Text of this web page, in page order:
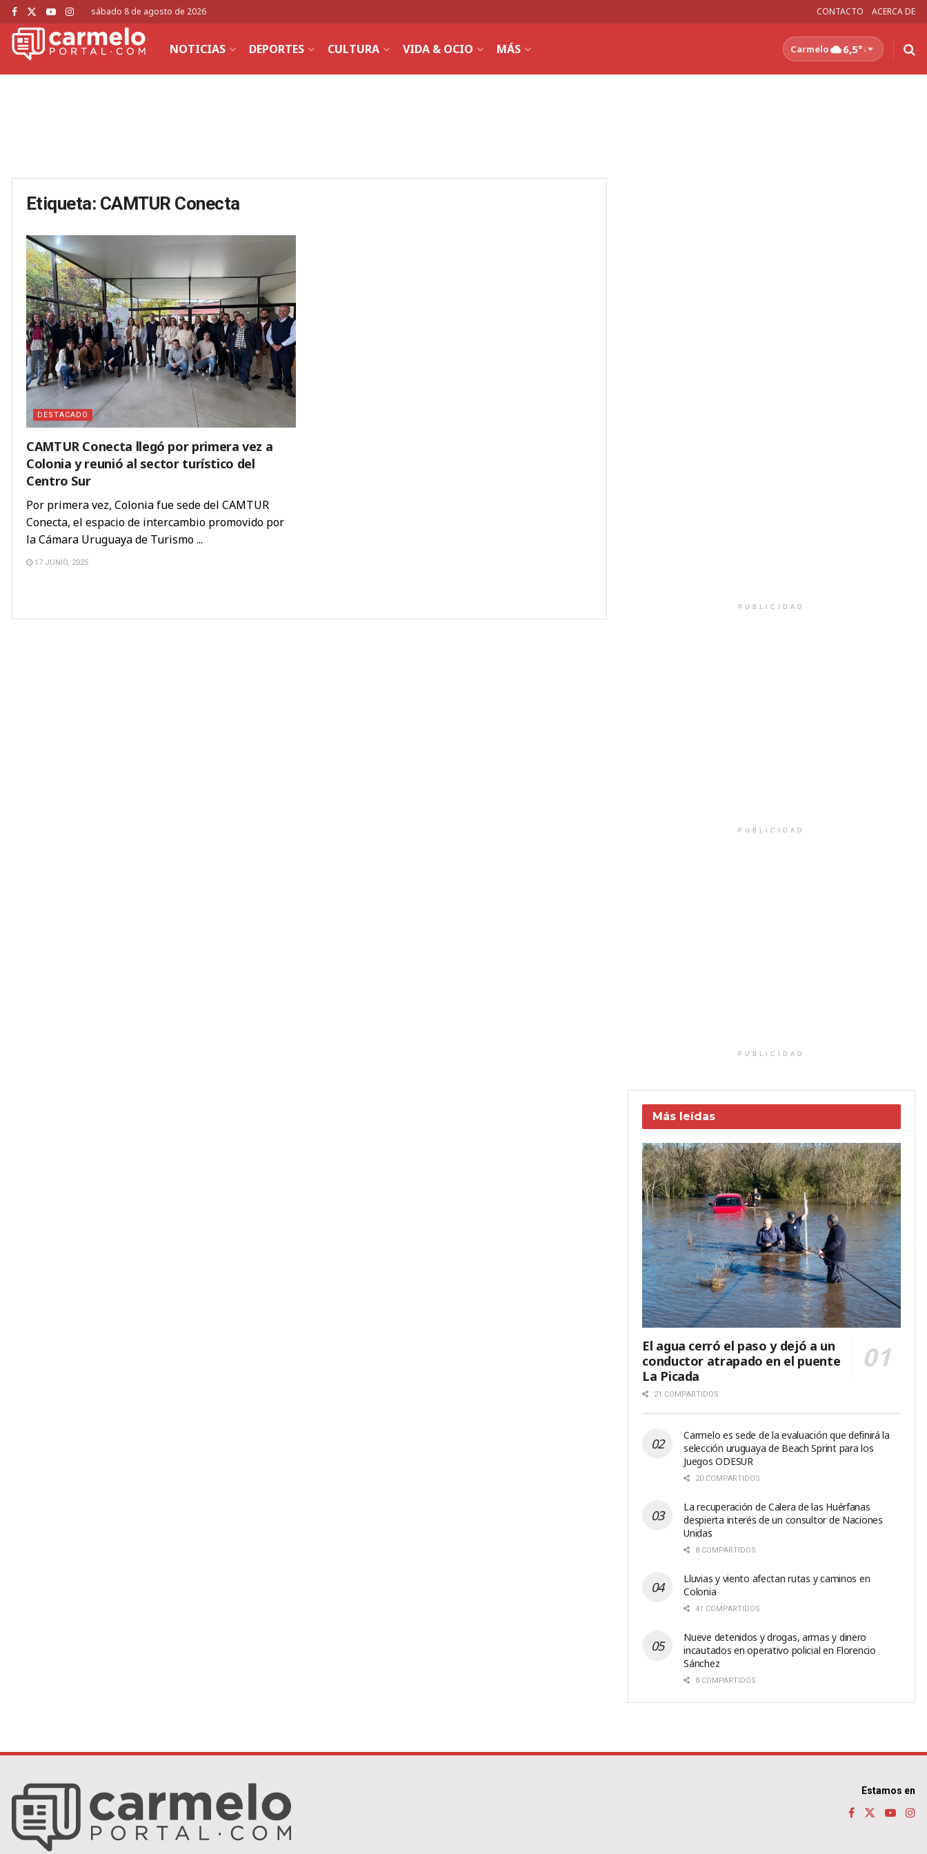
sábado 8 de agosto de 2026 CONTACTO ACERCA DE
NOTICIAS DEPORTES CULTURA VIDA & OCIO MÁS Carmelo 6,5°↓
Etiqueta: CAMTUR Conecta
DESTACADO
CAMTUR Conecta llegó por primera vez a
Colonia y reunió al sector turístico del
Centro Sur
Por primera vez, Colonia fue sede del CAMTUR
Conecta, el espacio de intercambio promovido por
la Cámara Uruguaya de Turismo ...
17 JUNIO, 2025
PUBLICIDAD
PUBLICIDAD
PUBLICIDAD
Más leídas
El agua cerró el paso y dejó a un
conductor atrapado en el puente
La Picada
21 COMPARTIDOS
Carmelo es sede de la evaluación que definirá la
selección uruguaya de Beach Sprint para los
Juegos ODESUR
20 COMPARTIDOS
La recuperación de Calera de las Huérfanas
despierta interés de un consultor de Naciones
Unidas
8 COMPARTIDOS
Lluvias y viento afectan rutas y caminos en
Colonia
41 COMPARTIDOS
Nueve detenidos y drogas, armas y dinero
incautados en operativo policial en Florencio
Sánchez
8 COMPARTIDOS
Estamos en